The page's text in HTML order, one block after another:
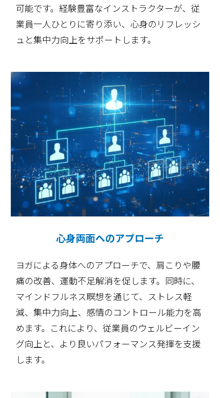
可能です。経験豊富なインストラクターが、従
業員一人ひとりに寄り添い、心身のリフレッシ
ュと集中力向上をサポートします。
心身両面へのアプローチ
ヨガによる身体へのアプローチで、肩こりや腰
痛の改善、運動不足解消を促します。同時に、
マインドフルネス瞑想を通じて、ストレス軽
減、集中力向上、感情のコントロール能力を高
めます。これにより、従業員のウェルビーイン
グ向上と、より良いパフォーマンス発揮を支援
します。